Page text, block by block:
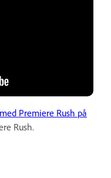
Premiere Rush på
Rush.